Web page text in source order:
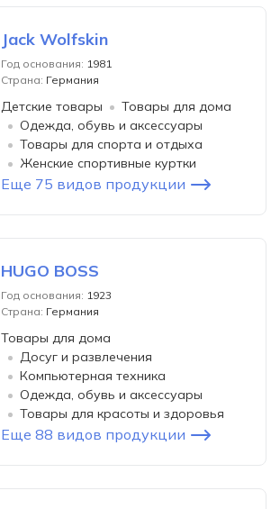
Jack Wolfskin
Год основания: 1981
Страна: Германия
Детские товары
Товары для дома
Одежда, обувь и аксессуары
Товары для спорта и отдыха
Женские спортивные куртки
Еще 75 видов продукции
HUGO BOSS
Год основания: 1923
Страна: Германия
Товары для дома
Досуг и развлечения
Компьютерная техника
Одежда, обувь и аксессуары
Товары для красоты и здоровья
Еще 88 видов продукции